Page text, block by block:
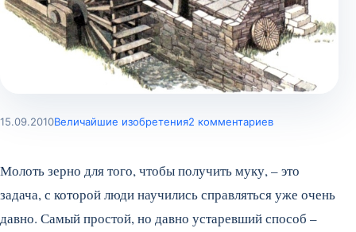
15.09.2010Величайшие изобретения2 комментариев
Молоть зерно для того, чтобы получить муку, – это
задача, с которой люди научились справляться уже очень
давно. Самый простой, но давно устаревший способ –